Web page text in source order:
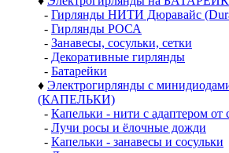
- Гирлянды НИТИ Дюравайс
- Гирлянды РОСА
- Занавесы, сосульки, сетки
- Декоративные гирлянды
- Батарейки
♦ Электрогирлянды с
(КАПЕЛЬКИ)
- Капельки - нити с адаптером от
- Лучи росы и ёлочные дожди
- Капельки - занавесы и сосульки